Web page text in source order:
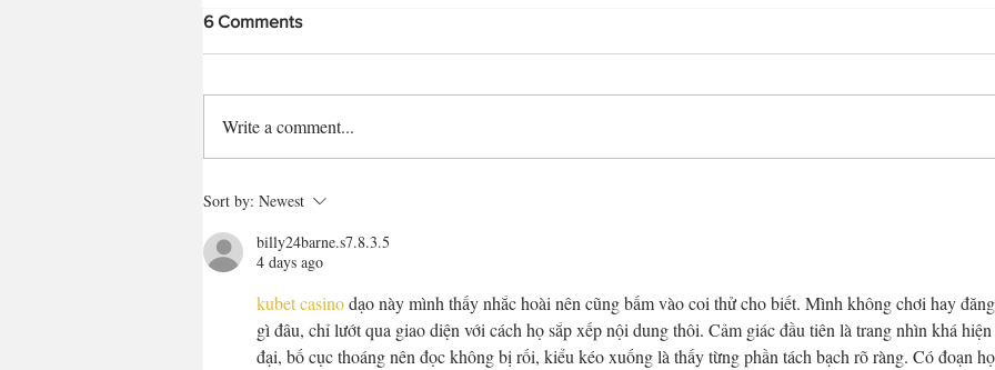
A little about what I've been
doing
6 Comments
Write a comment...
Sort by: Newest
billy24barne.s7.8.3.5
4 days ago
kubet casino dạo này mình thấy nhắc hoài nên cũng bấm vào coi thử cho biết. Mình không chơi hay
gì đâu, chỉ lướt qua giao diện với cách họ sắp xếp nội dung thôi. Cảm giác đầu tiên là trang nhìn khá hiện
đại, bố cục thoáng nên đọc không bị rối, kiểu kéo xuống là thấy từng phần tách bạch rõ ràng. Có đoạn họ